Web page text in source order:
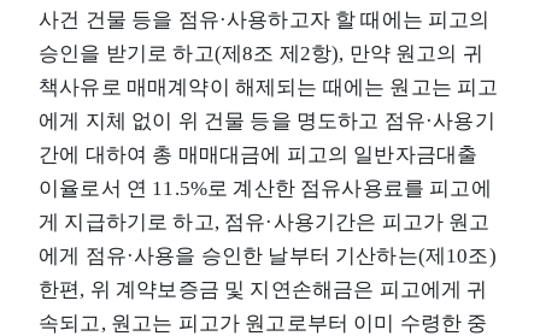
사건 건물 등을 점유·사용하고자 할 때에는 피고의
승인을 받기로 하고(제8조 제2항), 만약 원고의 귀
책사유로 매매계약이 해제되는 때에는 원고는 피고
에게 지체 없이 위 건물 등을 명도하고 점유·사용기
간에 대하여 총 매매대금에 피고의 일반자금대출
이율로서 연 11.5%로 계산한 점유사용료를 피고에
게 지급하기로 하고, 점유·사용기간은 피고가 원고
에게 점유·사용을 승인한 날부터 기산하는(제10조)
한편, 위 계약보증금 및 지연손해금은 피고에게 귀
속되고, 원고는 피고가 원고로부터 이미 수령한 중